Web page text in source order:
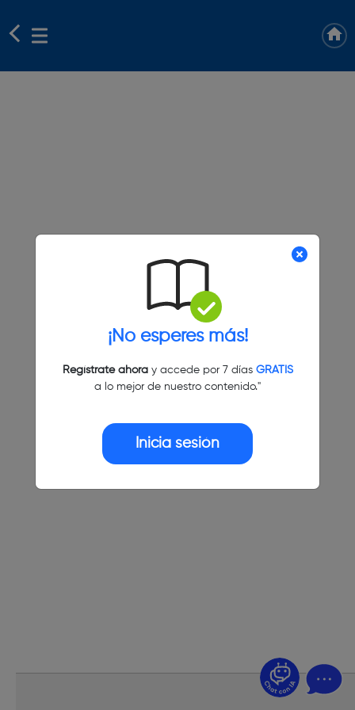
¡No esperes más!
Regístrate ahoray accede por 7 días GRATIS
a lo mejor de nuestro contenido."
Inicia sesión